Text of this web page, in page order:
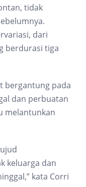
tidak
dari
berdurasi tiga
bergantung pada
dan perbuatan
melantunkan
keluarga dan
kata Corri